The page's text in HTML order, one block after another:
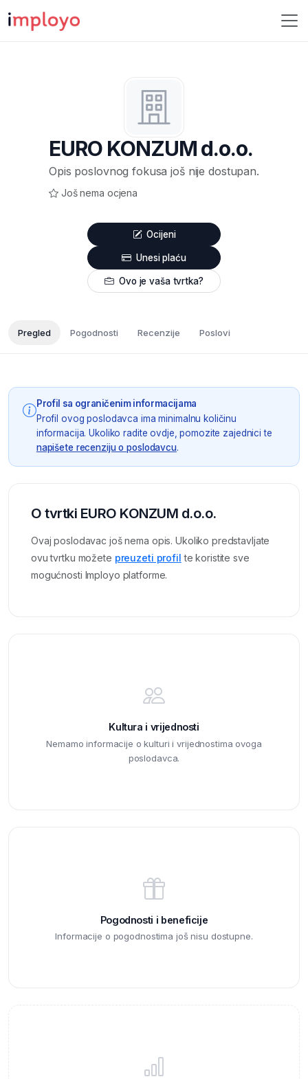
EURO KONZUM d.o.o.
Opis poslovnog fokusa još nije dostupan.
Još nema ocjena
Ocijeni
Unesi plaću
Ovo je vaša tvrtka?
Pregled Pogodnosti Recenzije Poslovi
Profil sa ograničenim informacijama
Profil ovog poslodavca ima minimalnu količinu
informacija. Ukoliko radite ovdje, pomozite zajednici te
napišete recenziju o poslodavcu.
O tvrtki EURO KONZUM d.o.o.
Ovaj poslodavac još nema opis. Ukoliko predstavljate
ovu tvrtku možete preuzeti profil te koristite sve
mogućnosti Imployo platforme.
Kultura i vrijednosti
Nemamo informacije o kulturi i vrijednostima ovoga
poslodavca.
Pogodnosti i beneficije
Informacije o pogodnostima još nisu dostupne.